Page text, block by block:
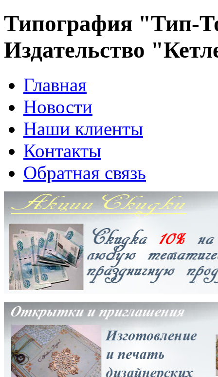
Типография "Тип-
Издательство
Главная
Новости
Наши клиенты
Контакты
Обратная связь